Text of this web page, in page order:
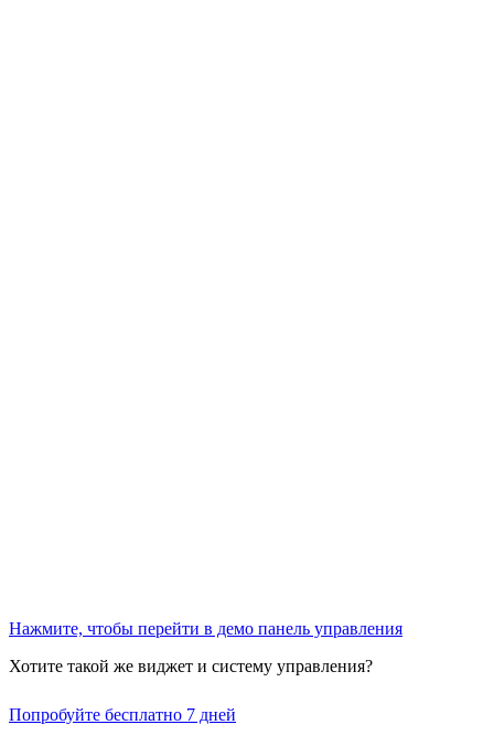
Нажмите, чтобы перейти в демо панель управления
Хотите такой же виджет и систему управления?
Попробуйте бесплатно 7 дней